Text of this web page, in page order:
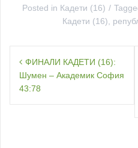
Posted in Кадети (16)
Кадети (16)
Навигация
ФИНАЛИ КАДЕТИ (16):
Шумен – Академик София
43:78